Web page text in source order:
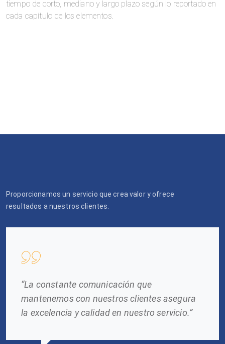
tiempo de corto, mediano y largo plazo según lo reportado en
cada capítulo de los elementos.
Proporcionamos un servicio que crea valor y ofrece
resultados a nuestros clientes.
“La constante comunicación que
mantenemos con nuestros clientes asegura
la excelencia y calidad en nuestro servicio.”